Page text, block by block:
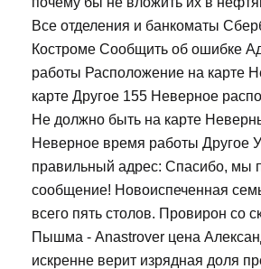
Все отделения и банкоматы
Костроме Сообщить об ошибке
работы Расположение на карте
карте Другое 155 Неверное
Не должно быть на карте
Неверное время работы Другое
правильный адрес: Спасибо, мы
сообщение! Новоиспеченная
всего пять столов. Провирон со
Пышма - Anastrover цена
искренне верит изрядная доля